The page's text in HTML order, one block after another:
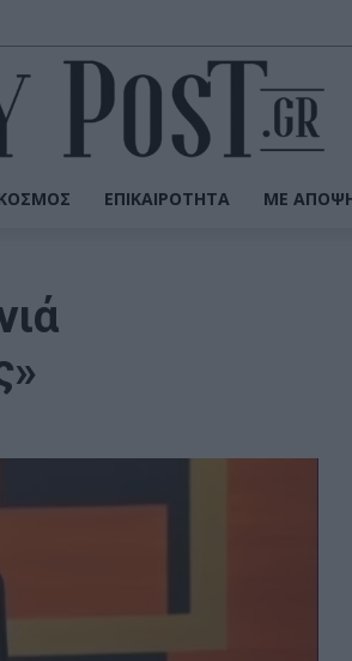
ΕΠΙΚΑΙΡΌΤΗΤΑ ΜΕ